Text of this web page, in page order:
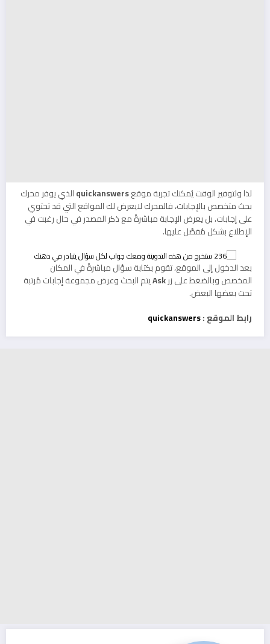
لذا ولتوفير الوقت يُمكنك تجربة موقعquickanswersالذي يوفر محرك
بحث متخصص بالإجابات، فالمحرك لايعرض لك المواقع التي قد تحتوي
على إجابات، بل يعرض الإجابة مباشرةً مع ذكر المصدر في حال رغبت في
الإطلاع بشكل مُفصّل عليها.
بعد الدخول إلى الموقع، تقوم بكتابة سؤال مباشرةً في المكان
المخصص وبالضغط على زرAskيتم البحث وعرض مجموعة إجابات مُرتبة
تحت بعضها البعض.
رابط الموقع :quickanswers